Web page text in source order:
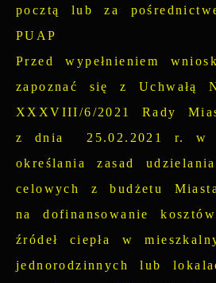
pocztą lub za
PUAP
Przed wypełnieniem
zapoznać się z Uchwałą
XXXVIII/6/2021 Rady
z dnia 25.02.2021 r.
w
określania zasad
celowych z budżetu
na dofinansowanie
źródeł ciepła w
jednorodzinnych lub